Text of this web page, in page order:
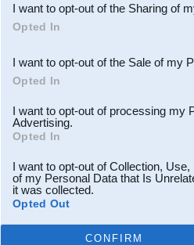
Downstream Participants
third parties.
I want to opt-out of the Sharing of
Opted In
I want to opt-out of the Sale of my
Opted In
I want to opt-out of processing my
Advertising.
Opted In
I want to opt-out of Collection,
of my Personal Data that Is
it was collected.
Opted Out
CONFIRM